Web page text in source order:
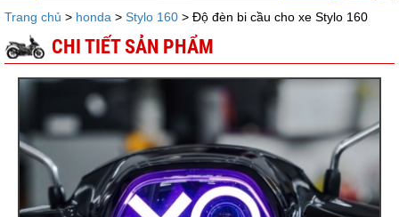
Trang chủ > honda > Stylo 160 > Độ đèn bi cầu cho xe Stylo 160
CHI TIẾT SẢN PHẨM